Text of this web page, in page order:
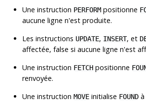
Une instruction PERFORMpositionne
aucune ligne n'est produite.
Les instructions UPDATE, INSERT, et
affectée, false si aucune ligne n'est
Une instruction FETCHpositionne
renvoyée.
Une instruction MOVEinitialise FOUNDà